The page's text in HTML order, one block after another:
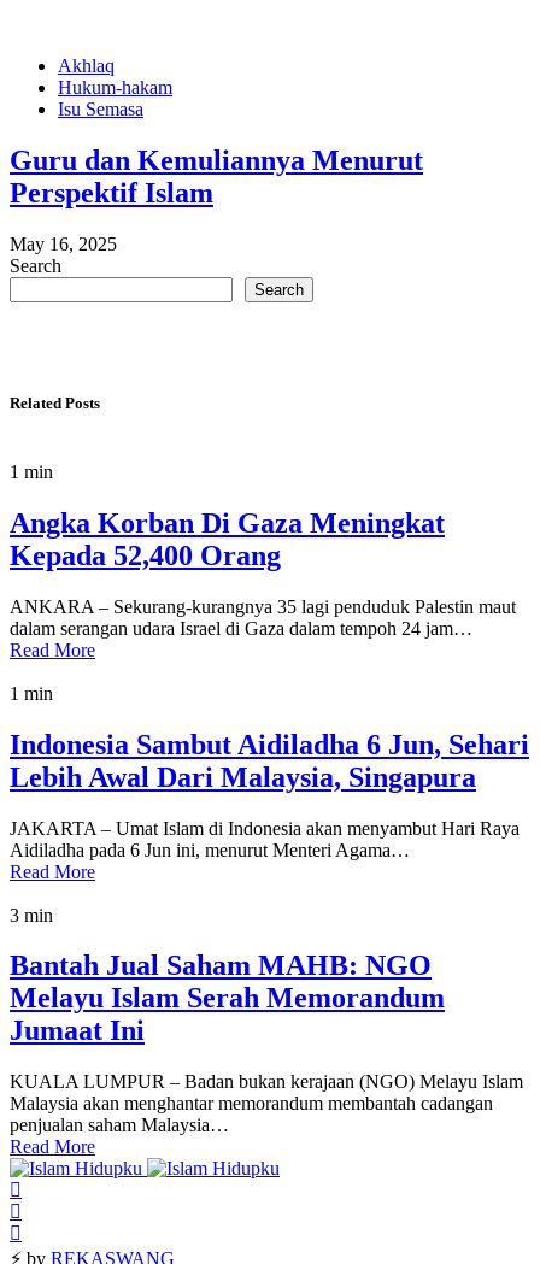
Akhlaq
Hukum-hakam
Isu Semasa
Guru dan Kemuliannya Menurut
Perspektif Islam
May 16, 2025
Search
Search
Related Posts
1 min
Angka Korban Di Gaza Meningkat
Kepada 52,400 Orang
ANKARA – Sekurang-kurangnya 35 lagi penduduk Palestin maut
dalam serangan udara Israel di Gaza dalam tempoh 24 jam…
Read More
1 min
Indonesia Sambut Aidiladha 6 Jun, Sehari
Lebih Awal Dari Malaysia, Singapura
JAKARTA – Umat Islam di Indonesia akan menyambut Hari Raya
Aidiladha pada 6 Jun ini, menurut Menteri Agama…
Read More
3 min
Bantah Jual Saham MAHB: NGO
Melayu Islam Serah Memorandum
Jumaat Ini
KUALA LUMPUR – Badan bukan kerajaan (NGO) Melayu Islam
Malaysia akan menghantar memorandum membantah cadangan
penjualan saham Malaysia…
Read More
⚡ by REKASWANG